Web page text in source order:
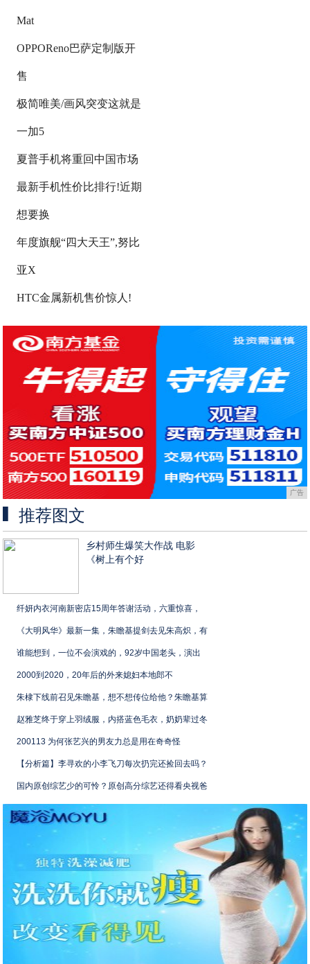
Mat
OPPOReno巴萨定制版开
售
极简唯美/画风突变这就是
一加5
夏普手机将重回中国市场
最新手机性价比排行!近期
想要换
年度旗舰“四大天王”,努比
亚X
HTC金属新机售价惊人!
广告
推荐图文
乡村师生爆笑大作战 电影
《树上有个好
纤妍内衣河南新密店15周年答谢活动，六重惊喜，
《大明风华》最新一集，朱瞻基提剑去见朱高炽，有
谁能想到，一位不会演戏的，92岁中国老头，演出
2000到2020，20年后的外来媳妇本地郎不
朱棣下线前召见朱瞻基，想不想传位给他？朱瞻基算
赵雅芝终于穿上羽绒服，内搭蓝色毛衣，奶奶辈过冬
200113 为何张艺兴的男友力总是用在奇奇怪
【分析篇】李寻欢的小李飞刀每次扔完还捡回去吗？
国内原创综艺少的可怜？原创高分综艺还得看央视爸